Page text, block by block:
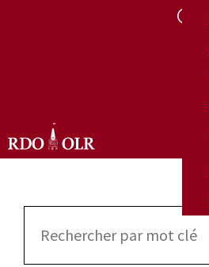
Search